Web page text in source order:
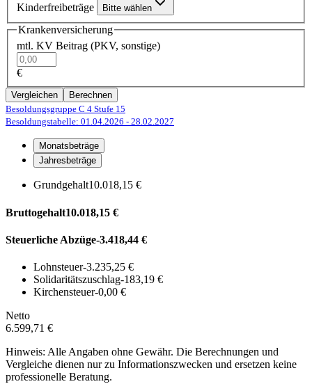
Kinderfreibeträge Bitte wählen
Krankenversicherung
mtl. KV Beitrag (PKV, sonstige)
€
Vergleichen
Berechnen
Besoldungsgruppe C 4 Stufe 15
Besoldungstabelle: 01.04.2026 - 28.02.2027
Monatsbeträge
Jahresbeträge
Grundgehalt10.018,15 €
Bruttogehalt10.018,15 €
Steuerliche Abzüge-3.418,44 €
Lohnsteuer-3.235,25 €
Solidaritätszuschlag-183,19 €
Kirchensteuer-0,00 €
Netto
6.599,71 €
Hinweis: Alle Angaben ohne Gewähr. Die Berechnungen und
Vergleiche dienen nur zu Informationszwecken und ersetzen keine
professionelle Beratung.